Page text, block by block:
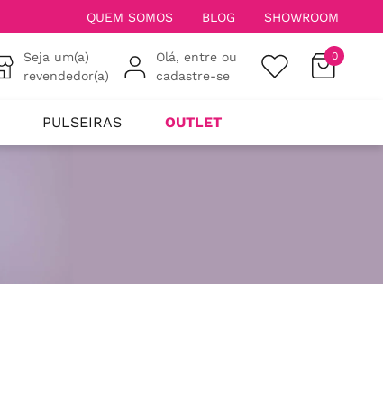
QUEM SOMOS BLOG SHOWROOM
Seja um(a)
revendedor(a)
Olá, entre ou
cadastre-se
0
PULSEIRAS OUTLET